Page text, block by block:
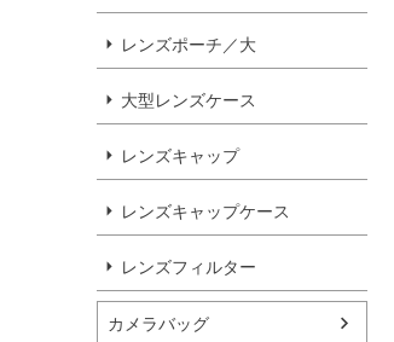
レンズポーチ／大
大型レンズケース
レンズキャップ
レンズキャップケース
レンズフィルター
カメラバッグ